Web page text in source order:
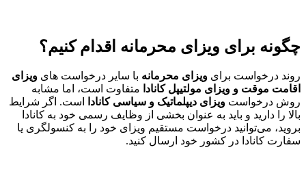
چگونه برای ویزای محرمانه اقدام کنیم؟
روند درخواست برای ویزای محرمانه با سایر درخواست های ویزای
اقامت موقت و ویزای مولتیپل کانادا متفاوت است، اما مشابه
روش درخواست ویزای دیپلماتیک و سیاسی کانادا
است. اگر شرایط
بالا را دارید و باید به عنوان بخشی از وظایف رسمی خود به کانادا
بروید، می‌توانید درخواست مستقیم ویزای خود را به کنسولگری یا
سفارت کانادا در کشور خود ارسال کنید.